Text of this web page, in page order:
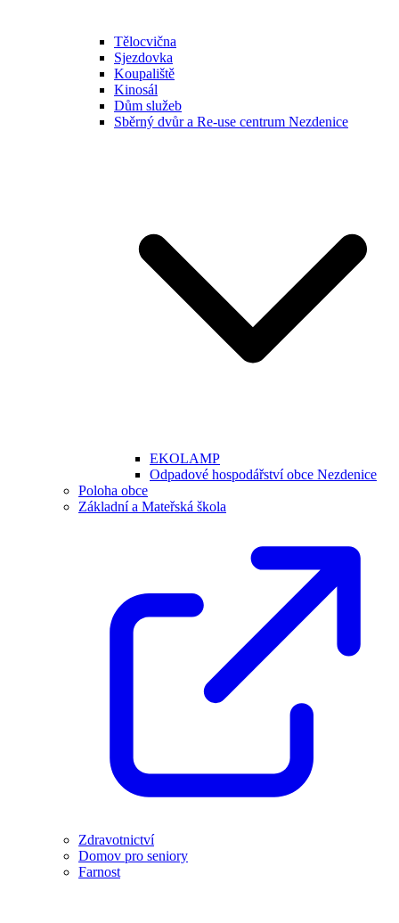
Tělocvična
Sjezdovka
Koupaliště
Kinosál
Dům služeb
Sběrný dvůr a Re-use centrum Nezdenice
EKOLAMP
Odpadové hospodářství obce Nezdenice
Poloha obce
Základní a Mateřská škola
Zdravotnictví
Domov pro seniory
Farnost